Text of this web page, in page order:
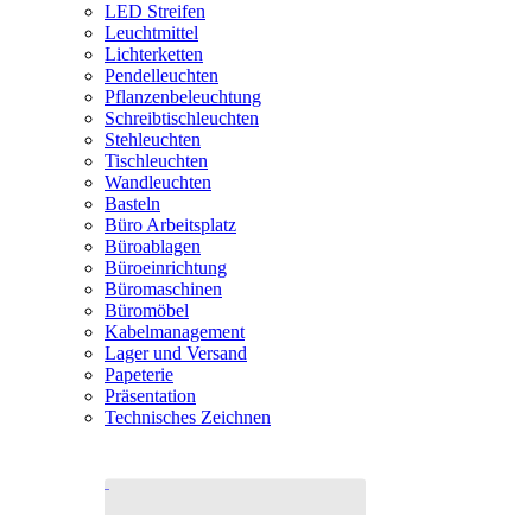
LED Streifen
Leuchtmittel
Lichterketten
Pendelleuchten
Pflanzenbeleuchtung
Schreibtischleuchten
Stehleuchten
Tischleuchten
Wandleuchten
Basteln
Büro Arbeitsplatz
Büroablagen
Büroeinrichtung
Büromaschinen
Büromöbel
Kabelmanagement
Lager und Versand
Papeterie
Präsentation
Technisches Zeichnen